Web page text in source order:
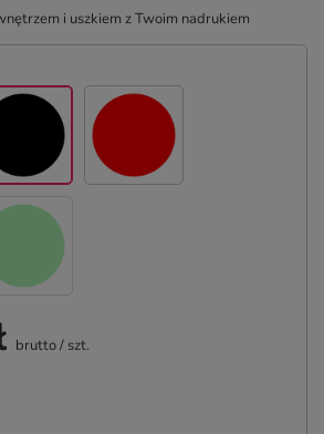
i uszkiem z Twoim nadrukiem
brutto/ szt.